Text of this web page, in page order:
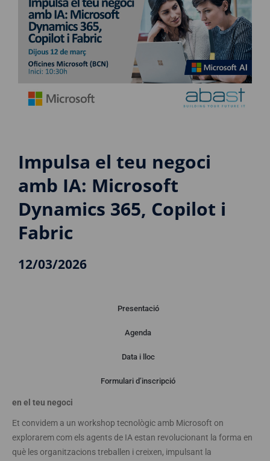
Impulsa el teu negoci
amb IA: Microsoft
Dynamics 365, Copilot i
Fabric
12/03/2026
Presentació
Agenda
Data i lloc
Formulari d’inscripció
Explora el potencial transformador de la Intel·ligència Artificial
en el teu negoci
Et convidem a un workshop tecnològic amb Microsoft on
explorarem com els agents de IA estan revolucionant la forma en
què les organitzacions treballen i creixen, impulsant la